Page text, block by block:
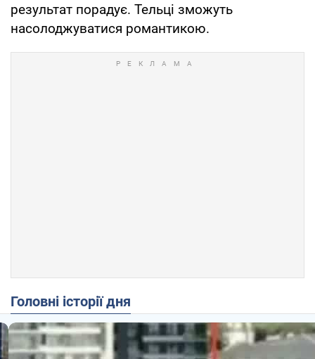
результат порадує. Тельці зможуть
насолоджуватися романтикою.
Головні історії дня